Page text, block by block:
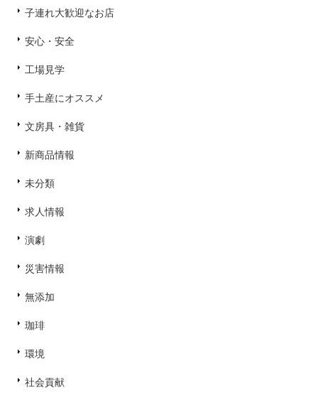
子連れ大歓迎なお店
安心・安全
工場見学
手土産にオススメ
文房具・雑貨
新商品情報
未分類
求人情報
演劇
災害情報
無添加
珈琲
環境
社会貢献